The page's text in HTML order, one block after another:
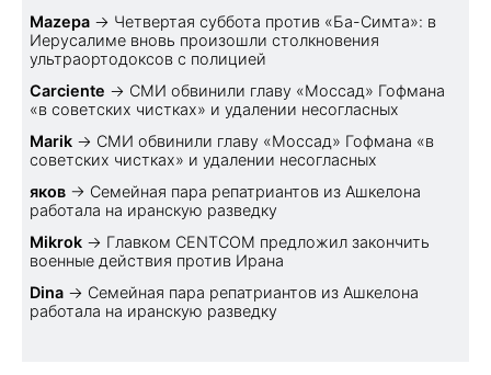
Mazepa → Четвертая суббота против «Ба-Симта»: в
Иерусалиме вновь произошли столкновения
ультраортодоксов с полицией
Carciente → СМИ обвинили главу «Моссад» Гофмана
«в советских чистках» и удалении несогласных
Marik → СМИ обвинили главу «Моссад» Гофмана «в
советских чистках» и удалении несогласных
яков → Семейная пара репатриантов из Ашкелона
работала на иранскую разведку
Mikrok → Главком CENTCOM предложил закончить
военные действия против Ирана
Dina → Семейная пара репатриантов из Ашкелона
работала на иранскую разведку